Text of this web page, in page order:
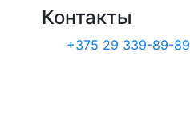
Контакты
+375 29 339-89-89